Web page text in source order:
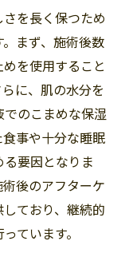
を長く保つため
まず、施術後数
を使用すること
に、肌の水分を
のこまめな保湿
事や十分な睡眠
要因となりま
後のアフターケ
ており、継続的
ています。